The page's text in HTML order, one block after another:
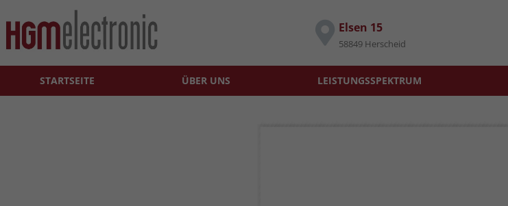
Elsen 15
58849 Herscheid
STARTSEITE ÜBER UNS LEISTUNGSSPEKTRUM